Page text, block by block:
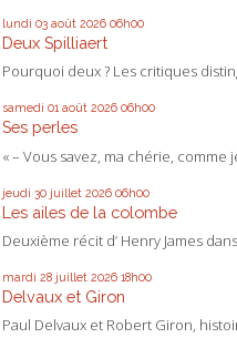
lundi 03 août 2026 06h00
Deux Spilliaert
Pourquoi deux ? Les critiques
samedi 01 août 2026 06h00
Ses perles
« – Vous savez, ma chérie, comme
jeudi 30 juillet 2026 06h00
Les ailes de la colombe
Deuxième récit d’ Henry James
mardi 28 juillet 2026 18h00
Delvaux et Giron
Paul Delvaux et Robert Giron,